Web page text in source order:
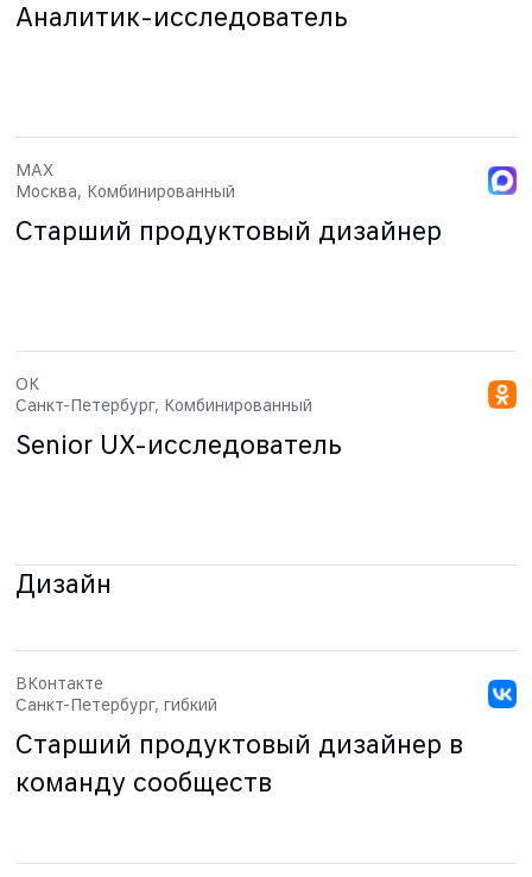
Аналитик-исследователь
Старший продуктовый дизайнер
MAX
Москва, Комбинированный
Senior UX-исследователь
ОК
Санкт-Петербург, Комбинированный
Дизайн
Старший продуктовый дизайнер в
команду сообществ
ВКонтакте
Санкт-Петербург, гибкий